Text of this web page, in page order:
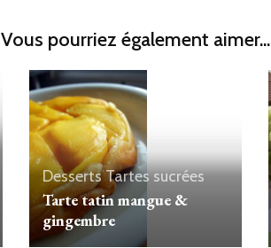
Vous pourriez également aimer...
DessertsTartes sucrées
Tarte tatin mangue &
gingembre